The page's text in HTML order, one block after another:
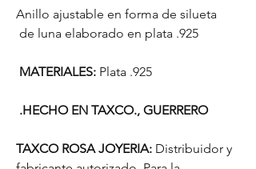
Anillo ajustable en forma de silueta
de luna elaborado en plata .925
MATERIALES: Plata .925
HECHO EN TAXCO., GUERRERO.
TAXCO ROSA JOYERIA: Distribuidor y